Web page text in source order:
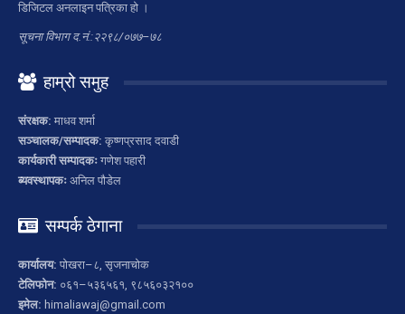
डिजिटल अनलाइन पत्रिका हो ।
सूचना विभाग द.नं.:२२९८/०७७–७८
हाम्रो समुह
संरक्षक: माधव शर्मा
सञ्चालक/सम्पादक: कृष्णप्रसाद दवाडी
कार्यकारी सम्पादकः गणेश पहारी
ब्यवस्थापकः अनिल पौडेल
सम्पर्क ठेगाना
कार्यालय: पोखरा–८, सृजनाचोक
टेलिफोन: ०६१–५३६५६१, ९८५६०३२१००
इमेल: himaliawaj@gmail.com